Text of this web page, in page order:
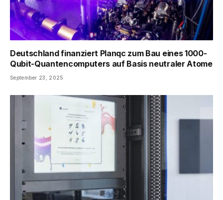
Deutschland finanziert Planqc zum Bau eines 1000-
Qubit-Quantencomputers auf Basis neutraler Atome
September 23, 2025